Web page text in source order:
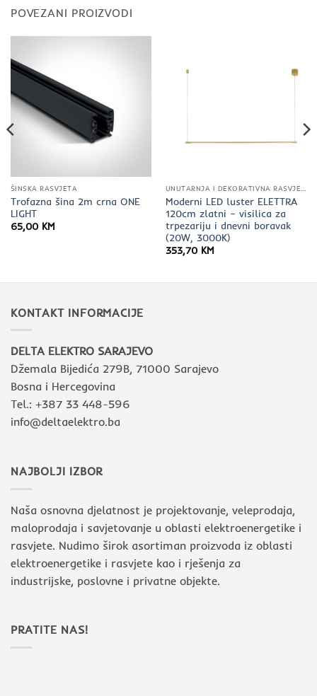
POVEZANI PROIZVODI
ŠINSKA RASVJETA
Trofazna šina 2m crna ONE
LIGHT
65,00 KM
UNUTARNJA I DEKORATIVNA RASVJETA
Moderni LED luster ELETTRA
120cm zlatni – visilica za
trpezariju i dnevni boravak
(20W, 3000K)
353,70 KM
KONTAKT INFORMACIJE
DELTA ELEKTRO SARAJEVO
Džemala Bijedića 279B, 71000 Sarajevo
Bosna i Hercegovina
Tel.: +387 33 448-596
info@deltaelektro.ba
NAJBOLJI IZBOR
Naša osnovna djelatnost je projektovanje, veleprodaja,
maloprodaja i savjetovanje u oblasti elektroenergetike i
rasvjete. Nudimo širok asortiman proizvoda iz oblasti
elektroenergetike i rasvjete kao i rješenja za
industrijske, poslovne i privatne objekte.
PRATITE NAS!